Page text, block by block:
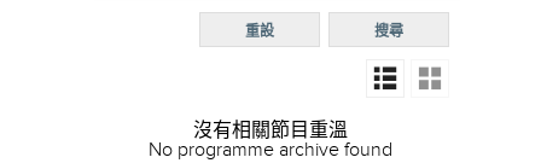
R5
普通
搜尋
重設
沒有相關節目重溫
No programme archive found